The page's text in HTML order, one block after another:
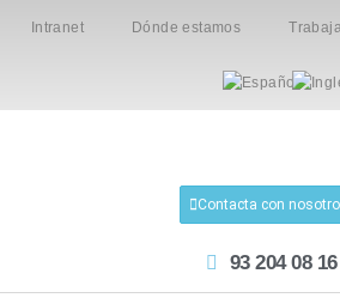
Intranet Dónde estamos
Contacta con
93 204 08 16